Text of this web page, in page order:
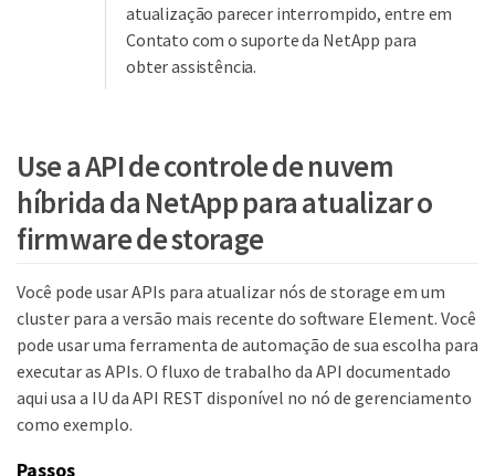
atualização parecer interrompido, entre em
Contato com o suporte da NetApp para
obter assistência.
Use a API de controle de nuvem
híbrida da NetApp para atualizar o
firmware de storage
Você pode usar APIs para atualizar nós de storage em um
cluster para a versão mais recente do software Element. Você
pode usar uma ferramenta de automação de sua escolha para
executar as APIs. O fluxo de trabalho da API documentado
aqui usa a IU da API REST disponível no nó de gerenciamento
como exemplo.
Passos